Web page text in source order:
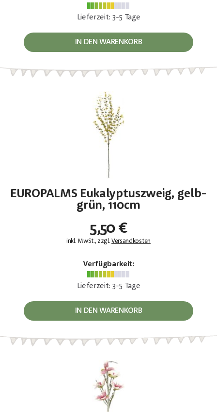
Lieferzeit: 3-5 Tage
IN DEN WARENKORB
EUROPALMS Eukalyptuszweig, gelb-
grün, 110cm
5,50 €
inkl. MwSt., zzgl.Versandkosten
Verfügbarkeit:
Lieferzeit: 3-5 Tage
IN DEN WARENKORB